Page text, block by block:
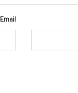
Email